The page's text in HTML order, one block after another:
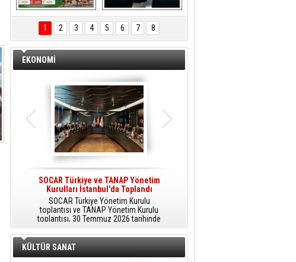
ÖNAL TARIM
TANITIM FİLMİ
Aliağa'da Polis
Haftası Kutlandı
1 2 3 4 5 6 7 8
EKONOMİ
SOCAR Türkiye ve TANAP Yönetim
Kurulları İstanbul'da Toplandı
SOCAR Türkiye Yönetim Kurulu
toplantısı ve TANAP Yönetim Kurulu
toplantısı, 30 Temmuz 2026 tarihinde
İstanbul’da gerçekleştirildi.
hidrojen teknolojileri alanında yenilikçi
projelere öncülük ediyor.
KÜLTÜR SANAT